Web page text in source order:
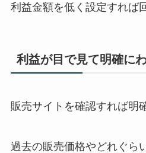
利益金額を低く設定すれば
利益が目で見て明確に
販売サイトを確認すれば明
過去の販売価格やどれぐら